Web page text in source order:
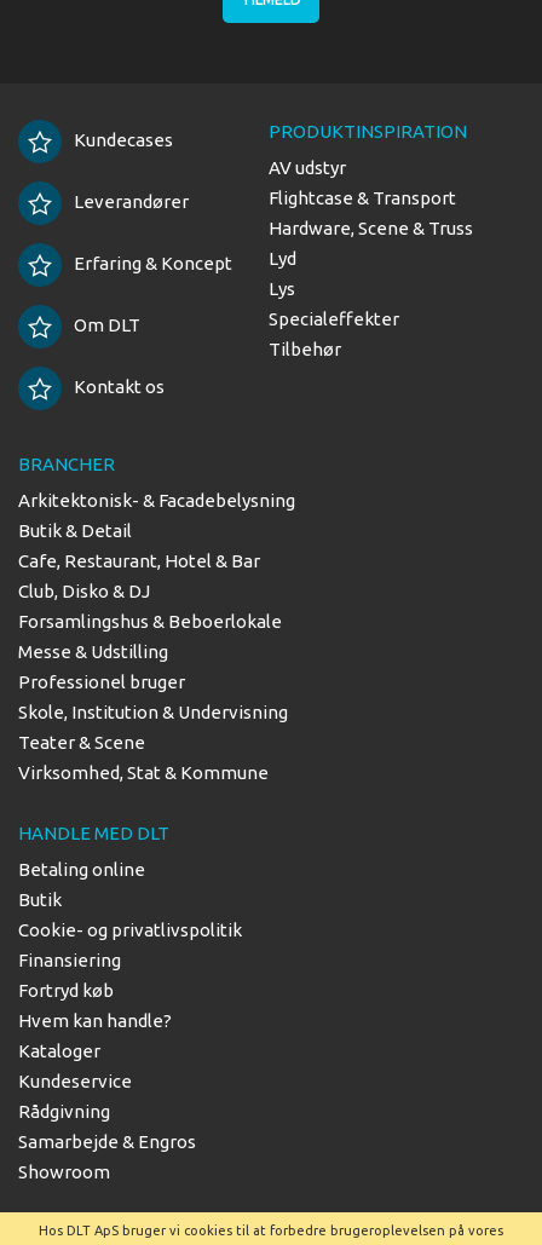
Kundecases
Leverandører
Erfaring & Koncept
Om DLT
Kontakt os
PRODUKTINSPIRATION
AV udstyr
Flightcase & Transport
Hardware, Scene & Truss
Lyd
Lys
Specialeffekter
Tilbehør
BRANCHER
Arkitektonisk- & Facadebelysning
Butik & Detail
Cafe, Restaurant, Hotel & Bar
Club, Disko & DJ
Forsamlingshus & Beboerlokale
Messe & Udstilling
Professionel bruger
Skole, Institution & Undervisning
Teater & Scene
Virksomhed, Stat & Kommune
HANDLE MED DLT
Betaling online
Butik
Cookie- og privatlivspolitik
Finansiering
Fortryd køb
Hvem kan handle?
Kataloger
Kundeservice
Rådgivning
Samarbejde & Engros
Showroom
Hos DLT ApS bruger vi cookies til at forbedre brugeroplevelsen på vores